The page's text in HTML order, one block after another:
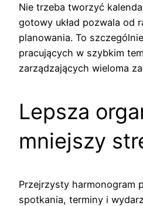
Nie trzeba tworzyć
gotowy układ pozwala od
planowania. To
pracujących w szybkim
zarządzających wieloma
Lepsza
mniejszy
Przejrzysty harmonogram
spotkania, terminy i